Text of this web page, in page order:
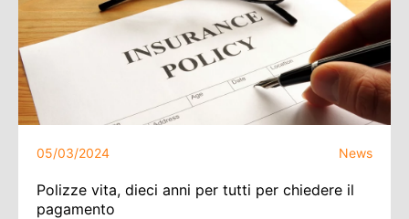
05/03/2024 News
Polizze vita, dieci anni per tutti per chiedere il
pagamento